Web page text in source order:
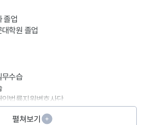
졸업
학원 졸업
수습
법률지원변호사단
버 전문가 답변서비스 상담변호사
펼쳐보기